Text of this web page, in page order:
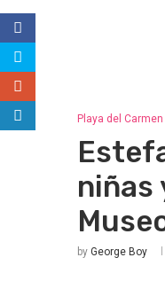
Playa del Carmen
niñas
by George Boy